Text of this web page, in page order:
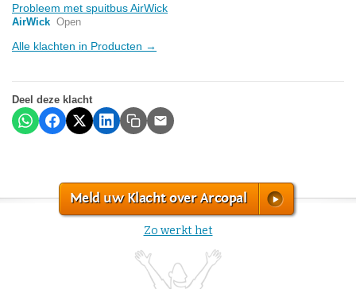
Probleem met spuitbus AirWick
AirWick Open
Alle klachten in Producten →
Deel deze klacht
Meld uw Klacht over Arcopal
Zo werkt het